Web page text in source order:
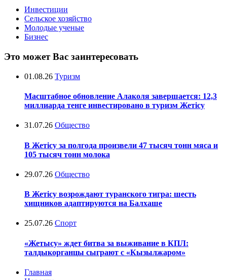
Инвестиции
Сельское хозяйство
Молодые ученые
Бизнес
Это может Вас заинтересовать
01.08.26 Туризм
Масштабное обновление Алаколя завершается: 12,3
миллиарда тенге инвестировано в туризм Жетісу
31.07.26 Общество
В Жетісу за полгода произвели 47 тысяч тонн мяса и
105 тысяч тонн молока
29.07.26 Общество
В Жетісу возрождают туранского тигра: шесть
хищников адаптируются на Балхаше
25.07.26 Спорт
«Жетысу» ждет битва за выживание в КПЛ:
талдыкорганцы сыграют с «Кызылжаром»
Главная